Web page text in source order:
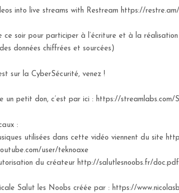
into live streams with Restream https://
ce soir pour participer à l’écriture et à la
données chiffrées et sourcées)
sur la CyberSécurité, venez !
un petit don, c’est par ici : https://streamlabs.com/
:
utilisées dans cette vidéo viennent du site
user/teknoaxe
du créateur http://salutlesnoobs.fr/doc.pdf
Salut les Noobs créée par : https://